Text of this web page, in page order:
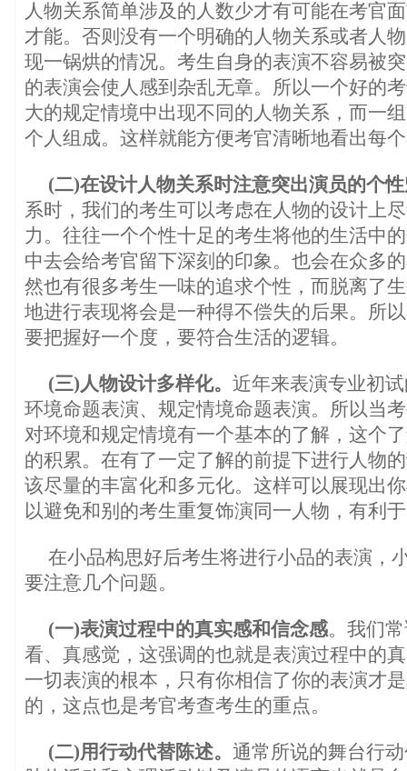
人物关系简单涉及的人数少才有可能在考官
才能。否则没有一个明确的人物关系或者人
现一锅烘的情况。考生自身的表演不容易被
的表演会使人感到杂乱无章。所以一个好的
大的规定情境中出现不同的人物关系，而一
个人组成。这样就能方便考官清晰地看出每
(二)在设计人物关系时注意突出演员的个
系时，我们的考生可以考虑在人物的设计上
力。往往一个个性十足的考生将他的生活中
中去会给考官留下深刻的印象。也会在众多
然也有很多考生一味的追求个性，而脱离了
地进行表现将会是一种得不偿失的后果。所
要把握好一个度，要符合生活的逻辑。
(三)人物设计多样化。 近年来表演专业初
环境命题表演、规定情境命题表演。所以当
对环境和规定情境有一个基本的了解，这个
的积累。在有了一定了解的前提下进行人物
该尽量的丰富化和多元化。这样可以展现出
以避免和别的考生重复饰演同一人物，有利
在小品构思好后考生将进行小品的表演，
要注意几个问题。
(一)表演过程中的真实感和信念感。我们
看、真感觉，这强调的也就是表演过程中的
一切表演的根本，只有你相信了你的表演才
的，这点也是考官考查考生的重点。
(二)用行动代替陈述。 通常所说的舞台行